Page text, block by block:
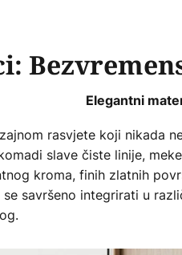
Elegantni
rasvjete koji nikada
slave čiste linije,
kroma, finih zlatnih
savršeno integrirati u